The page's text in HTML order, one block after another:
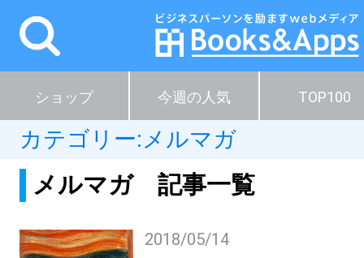
ショップ 今週の人気 TOP100
カテゴリー:メルマガ
メルマガ 記事一覧
2018/05/14